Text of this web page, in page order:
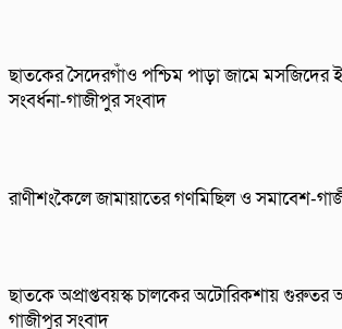
ছাতকের সৈদেরগাঁও পশ্চিম পাড়া জামে মসজিদের
সংবর্ধনা-গাজীপুর সংবাদ
রাণীশংকৈলে জামায়াতের গণমিছিল ও সমাবেশ-
ছাতকে অপ্রাপ্তবয়স্ক চালকের অটোরিকশায় গুরুতর
গাজীপুর সংবাদ